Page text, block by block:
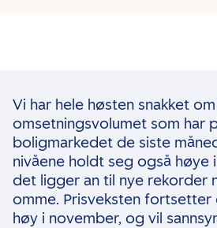
Vi har hele høsten snakket
omsetningsvolumet som har
boligmarkedet de siste
nivåene holdt seg også høye
det ligger an til nye rekorder
omme. Prisveksten fortsetter
høy i november, og vil